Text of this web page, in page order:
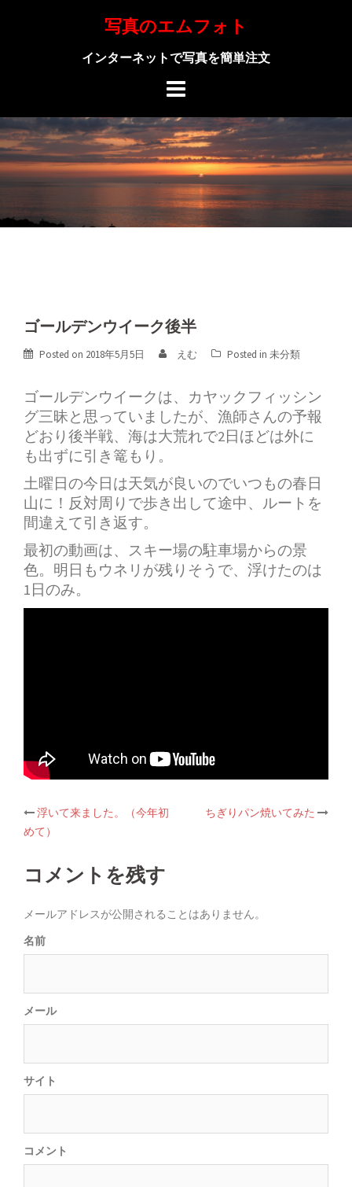
写真のエムフォト
インターネットで写真を簡単注文
ゴールデンウイーク後半
Posted on 2018年5月5日 えむ Posted in 未分類
ゴールデンウイークは、カヤックフィッシン
グ三昧と思っていましたが、漁師さんの予報
どおり後半戦、海は大荒れで2日ほどは外に
も出ずに引き篭もり。
土曜日の今日は天気が良いのでいつもの春日
山に！反対周りで歩き出して途中、ルートを
間違えて引き返す。
最初の動画は、スキー場の駐車場からの景
色。明日もウネリが残りそうで、浮けたのは
1日のみ。
Post
navigation
浮いて来ました。（今年初
めて）
ちぎりパン焼いてみた
コメントを残す
メールアドレスが公開されることはありません。
名前
メール
サイト
コメント